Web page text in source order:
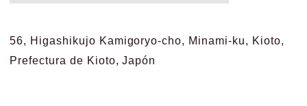
56, Higashikujo Kamigoryo-cho, Minami-ku, Kioto,
Prefectura de Kioto, Japón